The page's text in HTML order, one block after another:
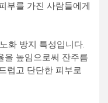
부를 가진 사람들에게
화 방지 특성입니다.
을 높임으로써 잔주름
럽고 단단한 피부로